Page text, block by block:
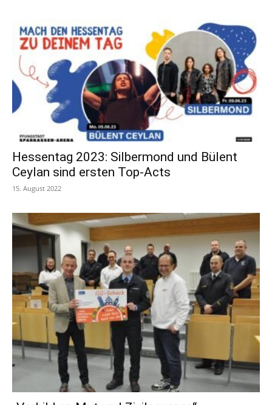
Hessentag 2023: Silbermond und Bülent
Ceylan sind ersten Top-Acts
15. August 2022